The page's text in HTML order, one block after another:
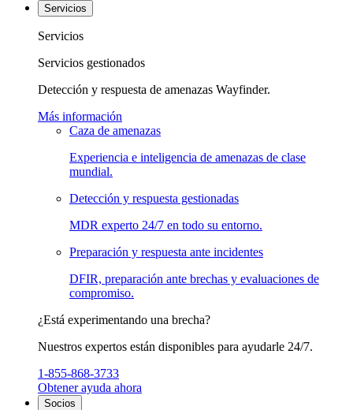
Servicios
Servicios
Servicios gestionados
Detección y respuesta de amenazas Wayfinder.
Más información
Caza de amenazas
Experiencia e inteligencia de amenazas de clase
mundial.
Detección y respuesta gestionadas
MDR experto 24/7 en todo su entorno.
Preparación y respuesta ante incidentes
DFIR, preparación ante brechas y evaluaciones de
compromiso.
¿Está experimentando una brecha?
Nuestros expertos están disponibles para ayudarle 24/7.
1-855-868-3733
Obtener ayuda ahora
Socios